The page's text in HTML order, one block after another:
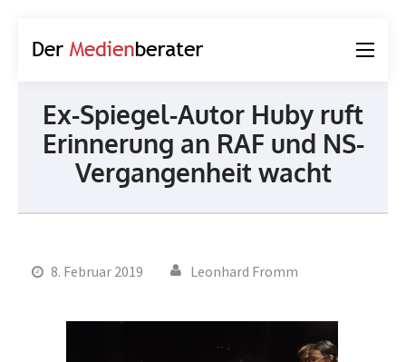
Ex-Spiegel-Autor Huby ruft
Erinnerung an RAF und NS-
Vergangenheit wacht
8. Februar 2019 Leonhard Fromm